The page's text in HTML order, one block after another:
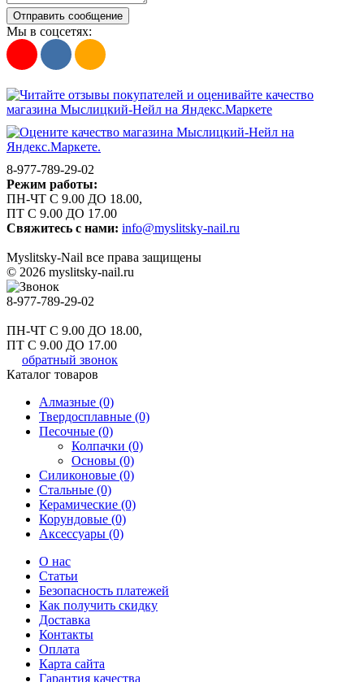
Отправить сообщение
Мы в соцсетях:
8-977-789-29-02
Режим работы:
ПН-ЧТ С 9.00 ДО 18.00,
ПТ С 9.00 ДО 17.00
Свяжитесь с нами: info@myslitsky-nail.ru
Myslitsky-Nail все права защищены
© 2026 myslitsky-nail.ru
8-977-789-29-02
ПН-ЧТ С 9.00 ДО 18.00,
ПТ С 9.00 ДО 17.00
обратный звонок
Каталог товаров
Алмазные (0)
Твердосплавные (0)
Песочные (0)
Колпачки (0)
Основы (0)
Силиконовые (0)
Стальные (0)
Керамические (0)
Корундовые (0)
Аксессуары (0)
О нас
Статьи
Безопасность платежей
Как получить скидку
Доставка
Контакты
Оплата
Карта сайта
Гарантия качества